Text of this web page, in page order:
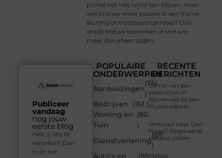
profiel net niet recht kan blijven, maar
wél precies moet passen in een frame,
leuning of machineonderdeel? Dan
draait Metaal bewerken al snel om
meer dan alleen zagen
POPULAIRE
ONDERWERPEN
Aanbiedingen
(174
)
Bedrijven
(161 )
Woning en
Tuin
(80
)
Dienstverlening
(65
)
Auto’s en
(55
RECENTE
BERICHTEN
De rol van een
elektricien in
Barneveld bij een
thuislaadpaal
Verhuisd naar Den
Haag? Regel eerst
nieuwe sloten
Metaal
Publiceer
vandaag
nog jouw
eerste blog
Heb jij iets te
vertellen? Dan
is dit het